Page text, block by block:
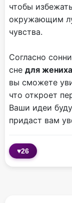
чтобы
окружающим
чувства.
Согласно
сне для
вы сможете
что откроет
Ваши идеи
придаст вам
♥26